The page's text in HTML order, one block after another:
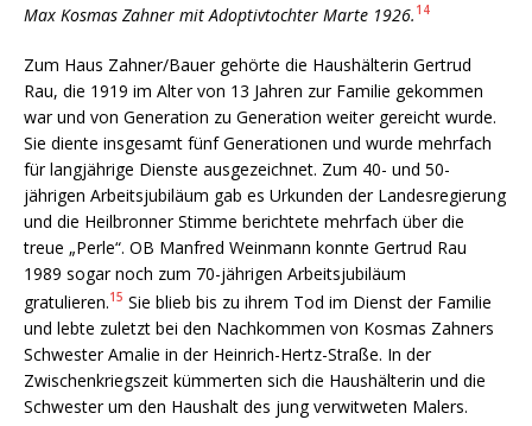
Max Kosmas Zahner mit Adoptivtochter Marte 1926. 14
Zum Haus Zahner/Bauer gehörte die Haushälterin Gertrud
Rau, die 1919 im Alter von 13 Jahren zur Familie gekommen
war und von Generation zu Generation weiter gereicht wurde.
Sie diente insgesamt fünf Generationen und wurde mehrfach
für langjährige Dienste ausgezeichnet. Zum 40- und 50-
jährigen Arbeitsjubiläum gab es Urkunden der Landesregierung
und die Heilbronner Stimme berichtete mehrfach über die
treue „Perle“. OB Manfred Weinmann konnte Gertrud Rau
1989 sogar noch zum 70-jährigen Arbeitsjubiläum
gratulieren.15 Sie blieb bis zu ihrem Tod im Dienst der Familie
und lebte zuletzt bei den Nachkommen von Kosmas Zahners
Schwester Amalie in der Heinrich-Hertz-Straße. In der
Zwischenkriegszeit kümmerten sich die Haushälterin und die
Schwester um den Haushalt des jung verwitweten Malers.